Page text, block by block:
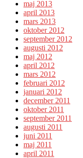
maj 2013
april 2013
mars 2013
oktober 2012
september 2012
augusti 2012
maj 2012
april 2012
mars 2012
februari 2012
januari 2012
december 2011
oktober 2011
september 2011
augusti 2011
juni 2011
maj 2011
april 2011